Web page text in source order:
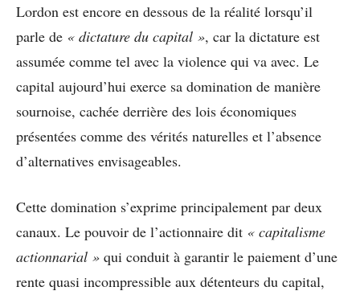
Lordon est encore en dessous de la réalité lorsqu’il
parle de « dictature du capital », car la dictature est
assumée comme tel avec la violence qui va avec. Le
capital aujourd’hui exerce sa domination de manière
sournoise, cachée derrière des lois économiques
présentées comme des vérités naturelles et l’absence
d’alternatives envisageables.
Cette domination s’exprime principalement par deux
canaux. Le pouvoir de l’actionnaire dit « capitalisme
actionnarial » qui conduit à garantir le paiement d’une
rente quasi incompressible aux détenteurs du capital,